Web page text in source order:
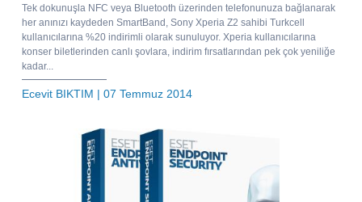
Tek dokunuşla NFC veya Bluetooth üzerinden telefonunuza bağlanarak
her anınızı kaydeden SmartBand, Sony Xperia Z2 sahibi Turkcell
kullanıcılarına %20 indirimli olarak sunuluyor. Xperia kullanıcılarına
konser biletlerinden canlı şovlara, indirim fırsatlarından pek çok yeniliğe
kadar...
Ecevit BIKTIM | 07 Temmuz 2014